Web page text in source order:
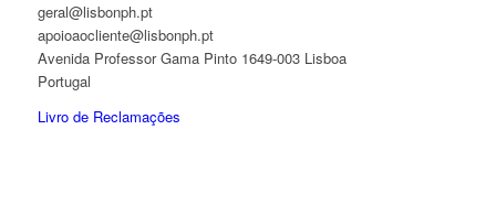
geral@lisbonph.pt
apoioaocliente@lisbonph.pt
Avenida Professor Gama Pinto 1649-003 Lisboa
Portugal
Livro de Reclamações